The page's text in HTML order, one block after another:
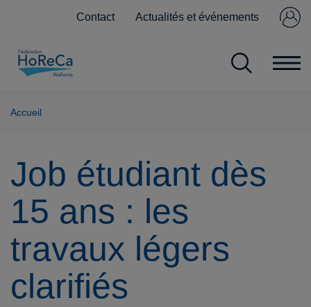
Contact Actualités et événements
membre ?
Accueil
Job étudiant dès
15 ans : les
travaux légers
clarifiés